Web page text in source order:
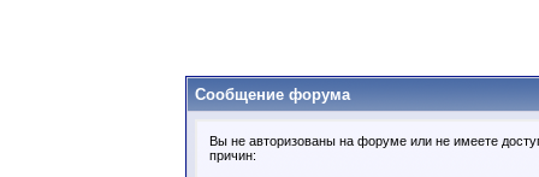
Сообщение форума
Вы не авторизованы на форуме или не имеете
причин: